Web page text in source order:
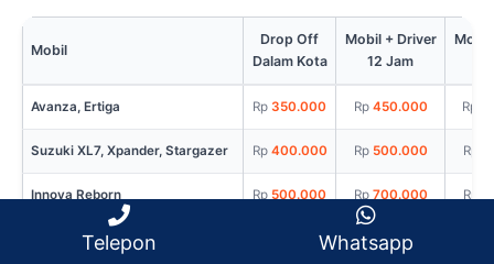
Mobil
Drop Off
Dalam Kota
Mobil + Driver
12 Jam
Mobil
Avanza, Ertiga 350.000 450.000
Suzuki XL7, Xpander, Stargazer 400.000 500.000
Innova Reborn 500.000 700.000
BYD M6 500.000 700.000
Telepon Whatsapp